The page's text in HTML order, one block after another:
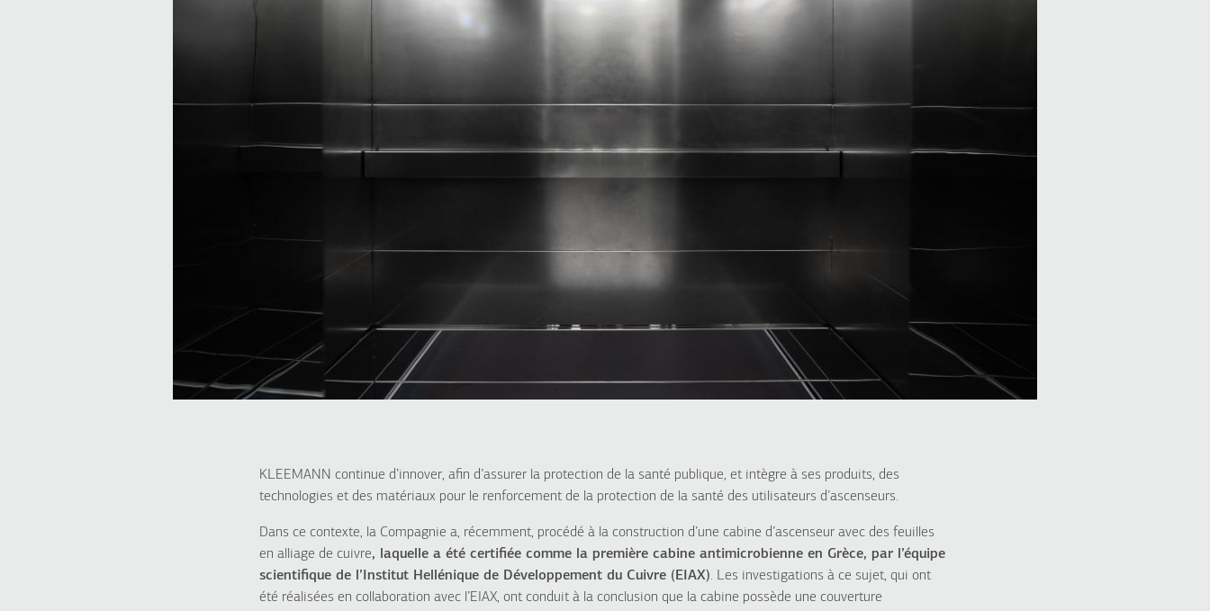
KLEEMANN continue d’innover, afin d’assurer la protection de la santé publique, et intègre à ses produits, des
technologies et des matériaux pour le renforcement de la protection de la santé des utilisateurs d’ascenseurs.
Dans ce contexte, la Compagnie a, récemment, procédé à la construction d’une cabine d’ascenseur avec des feuilles
en alliage de cuivre, laquelle a été certifiée comme la première cabine antimicrobienne en Grèce, par l’équipe
scientifique de l’Institut Hellénique de Développement du Cuivre ( ΕΙΑΧ). Les investigations à ce sujet, qui ont
été réalisées en collaboration avec l’ΕΙΑΧ, ont conduit à la conclusion que la cabine possède une couverture